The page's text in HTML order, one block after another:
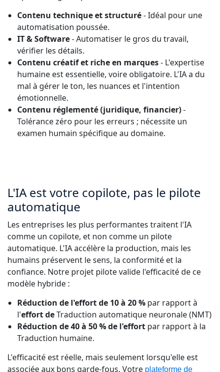
Contenu technique et structuré- Idéal pour une
automatisation poussée.
IT & Software- Automatiser le gros du travail,
vérifier les détails.
Contenu créatif et riche en marques- L'expertise
humaine est essentielle, voire obligatoire. L'IA a du
mal à gérer le ton, les nuances et l'intention
émotionnelle.
Contenu réglementé (juridique, financier)-
Tolérance zéro pour les erreurs ; nécessite un
examen humain spécifique au domaine.
L'IA est votre copilote, pas le pilote
automatique
Les entreprises les plus performantes traitent l'IA
comme un copilote, et non comme un pilote
automatique. L'IA accélère la production, mais les
humains préservent le sens, la conformité et la
confiance. Notre projet pilote valide l'efficacité de ce
modèle hybride :
Réduction de l'effort de 10 à 20 % par rapport à
l'effort deTraduction automatique neuronale (NMT)
Réduction de 40 à 50 % de l'effort par rapport à la
Traduction humaine.
L'efficacité est réelle, mais seulement lorsqu'elle est
associée aux bons garde-fous. Votre plateforme de